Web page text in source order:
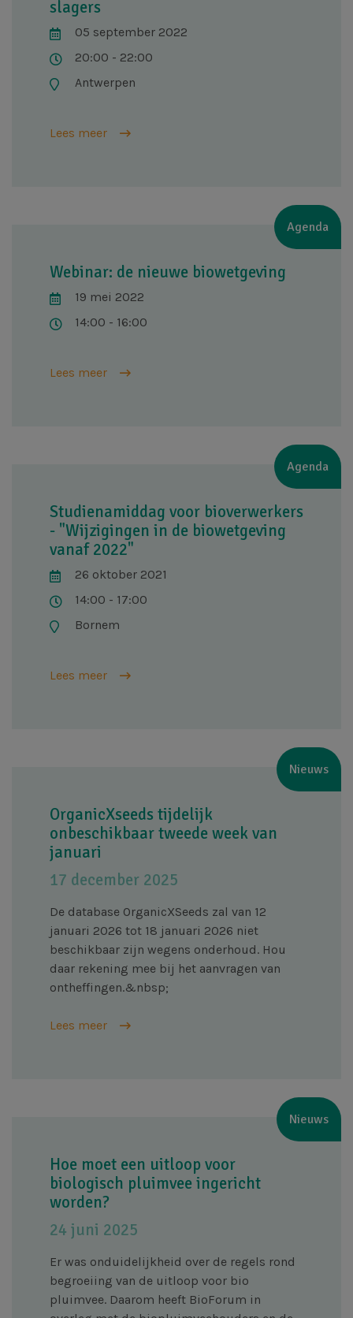
slagers
05 september 2022
20:00 - 22:00
Antwerpen
Lees meer
Agenda
Webinar: de nieuwe biowetgeving
19 mei 2022
14:00 - 16:00
Lees meer
Agenda
Studienamiddag voor bioverwerkers
- "Wijzigingen in de biowetgeving
vanaf 2022"
26 oktober 2021
14:00 - 17:00
Bornem
Lees meer
Nieuws
OrganicXseeds tijdelijk
onbeschikbaar tweede week van
januari
17 december 2025
De database OrganicXSeeds zal van 12
januari 2026 tot 18 januari 2026 niet
beschikbaar zijn wegens onderhoud. Hou
daar rekening mee bij het aanvragen van
ontheffingen.&nbsp;
Lees meer
Nieuws
Hoe moet een uitloop voor
biologisch pluimvee ingericht
worden?
24 juni 2025
Er was onduidelijkheid over de regels rond
begroeiing van de uitloop voor bio
pluimvee. Daarom heeft BioForum in